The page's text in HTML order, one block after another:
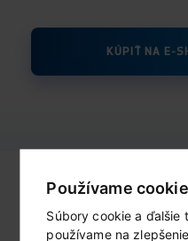
Používame
Súbory cookie a ďalšie
používame na
KÚPIŤ NA E-